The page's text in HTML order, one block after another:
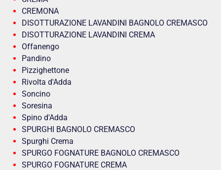
CREMONA
DISOTTURAZIONE LAVANDINI BAGNOLO CREMASCO
DISOTTURAZIONE LAVANDINI CREMA
Offanengo
Pandino
Pizzighettone
Rivolta d'Adda
Soncino
Soresina
Spino d'Adda
SPURGHI BAGNOLO CREMASCO
Spurghi Crema
SPURGO FOGNATURE BAGNOLO CREMASCO
SPURGO FOGNATURE CREMA